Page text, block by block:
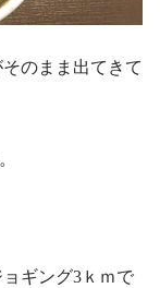
のまま出てきて
ギング3ｋｍで